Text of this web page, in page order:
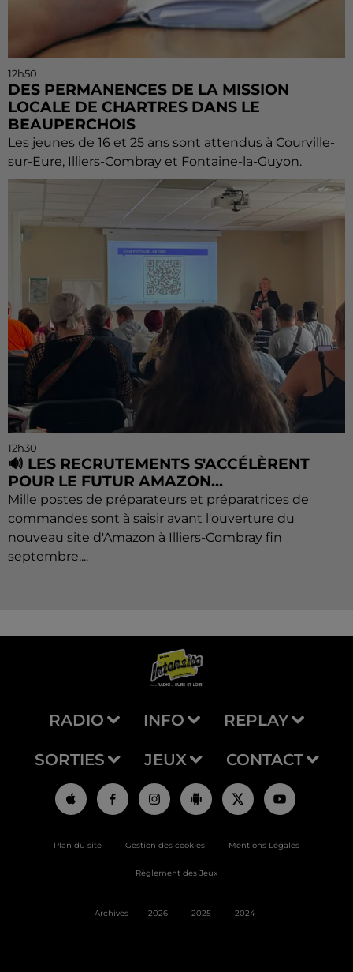
12h50
DES PERMANENCES DE LA MISSION
LOCALE DE CHARTRES DANS LE
BEAUPERCHOIS
Les jeunes de 16 et 25 ans sont attendus à Courville-
sur-Eure, Illiers-Combray et Fontaine-la-Guyon.
12h30
🔊 LES RECRUTEMENTS S'ACCÉLÈRENT
POUR LE FUTUR AMAZON...
Mille postes de préparateurs et préparatrices de
commandes sont à saisir avant l'ouverture du
nouveau site d'Amazon à Illiers-Combray fin
septembre....
RADIO INFO REPLAY
SORTIES JEUX CONTACT
Plan du site Gestion des cookies Mentions Légales
Règlement des Jeux
Archives 2026 2025 2024